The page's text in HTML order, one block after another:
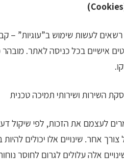
רשאים לעשות שימוש ב”עוגיות”
אישיים בכל כניסה לאתר.
השירות ושירותי תמיכה טכנית
לעצמם את הזכות, לפי שיקול
צורך אחר. שינויים אלו יכולים
אלה עלולים לגרום לחוסר